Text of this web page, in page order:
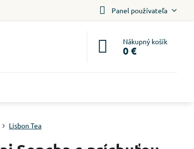
Panel používateľa
Nákupný košík
0 €
Lisbon Tea